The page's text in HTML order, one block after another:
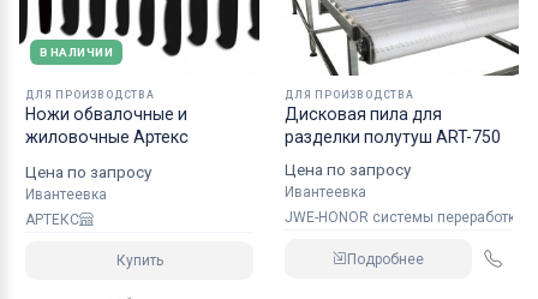
В НАЛИЧИИ
ДЛЯ ПРОИЗВОДСТВА
Ножи обвалочные и
жиловочные Артекс
Цена по запросу
Ивантеевка
АРТЕКС
Купить
ДЛЯ ПРОИЗВОДСТВА
Дисковая пила для
разделки полутуш ART-750
Цена по запросу
Ивантеевка
JWE-HONOR системы переработки
Подробнее